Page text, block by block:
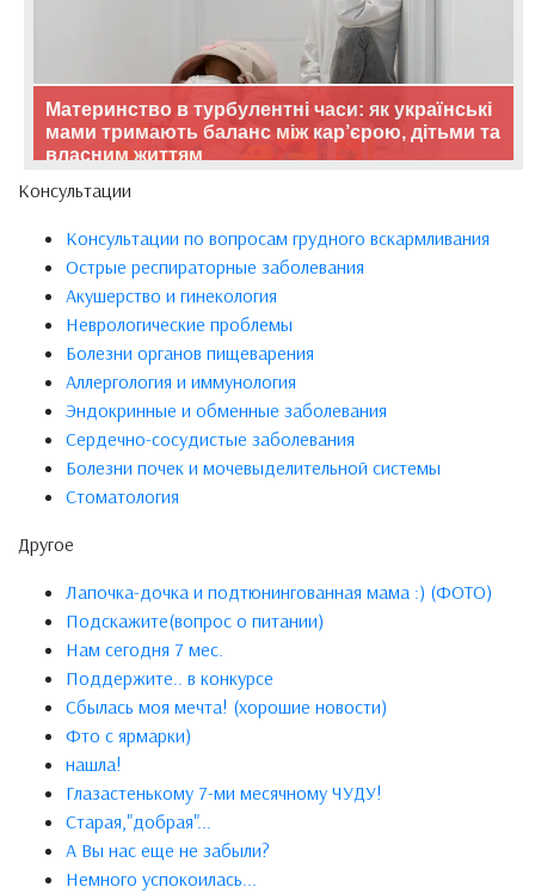
Материнство в турбулентні часи: як українські
мами тримають баланс між кар’єрою, дітьми та
власним життям
Консультации
Консультации по вопросам грудного вскармливания
Острые респираторные заболевания
Акушерство и гинекология
Неврологические проблемы
Болезни органов пищеварения
Аллергология и иммунология
Эндокринные и обменные заболевания
Сердечно-сосудистые заболевания
Болезни почек и мочевыделительной системы
Стоматология
Другое
Лапочка-дочка и подтюнингованная мама :) (ФОТО)
Подскажите(вопрос о питании)
Нам сегодня 7 мес.
Поддержите.. в конкурсе
Сбылась моя мечта! (хорошие новости)
Фто с ярмарки)
нашла!
Глазастенькому 7-ми месячному ЧУДУ!
Старая,"добрая"...
А Вы нас еще не забыли?
Немного успокоилась...